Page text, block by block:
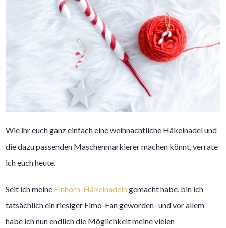
Wie ihr euch ganz einfach eine weihnachtliche Häkelnadel und
die dazu passenden Maschenmarkierer machen könnt, verrate
ich euch heute.
Seit ich meine Einhorn-Häkelnadeln gemacht habe, bin ich
tatsächlich ein riesiger Fimo-Fan geworden- und vor allem
habe ich nun endlich die Möglichkeit meine vielen